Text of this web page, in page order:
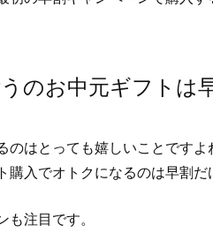
のお中元ギフトは
のはとっても嬉しいことですよ
購入でオトクになるのは早割だ
注目です。